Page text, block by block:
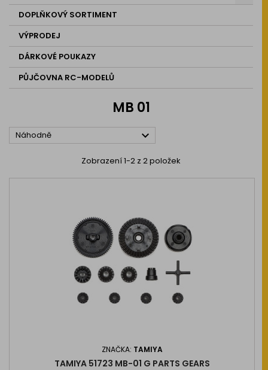
DOPLŇKOVÝ SORTIMENT
VÝPRODEJ
DÁRKOVÉ POUKAZY
PŮJČOVNA RC-MODELŮ
MB 01
Náhodně 
Zobrazení 1-2 z 2 položek
ZNAČKA: TAMIYA
TAMIYA 51723 MB-01 G PARTS GEARS